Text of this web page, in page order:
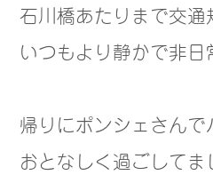
石川橋あたりまで交通
いつもより静かで非日
帰りにポンシェさん
おとなしく過ごして